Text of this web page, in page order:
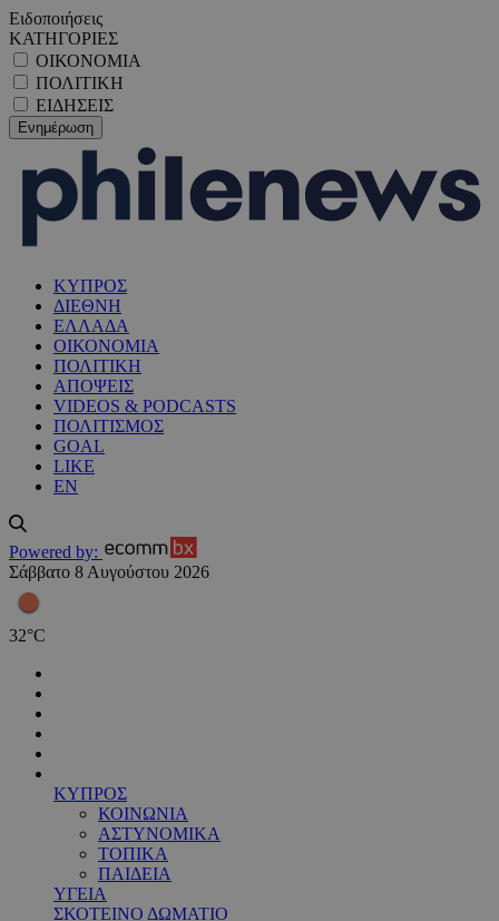
Ειδοποιήσεις
ΚΑΤΗΓΟΡΙΕΣ
ΟΙΚΟΝΟΜΙΑ
ΠΟΛΙΤΙΚΗ
ΕΙΔΗΣΕΙΣ
ΚΥΠΡΟΣ
ΔΙΕΘΝΗ
ΕΛΛΑΔΑ
ΟΙΚΟΝΟΜΙΑ
ΠΟΛΙΤΙΚΗ
ΑΠΟΨΕΙΣ
VIDEOS & PODCASTS
ΠΟΛΙΤΙΣΜΟΣ
GOAL
LIKE
EN
Powered by:
Σάββατο 8 Αυγούστου 2026
32°C
ΚΥΠΡΟΣ
ΚΟΙΝΩΝΙΑ
ΑΣΤΥΝΟΜΙΚΑ
ΤΟΠΙΚΑ
ΠΑΙΔΕΙΑ
ΥΓΕΙΑ
ΣΚΟΤΕΙΝΟ ΔΩΜΑΤΙΟ